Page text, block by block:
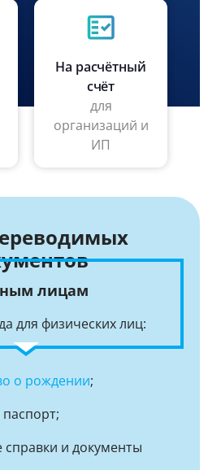
На расчётный
счёт
для
организаций и
ИП
лицам
для физических лиц:
о рождении;
справки и документы